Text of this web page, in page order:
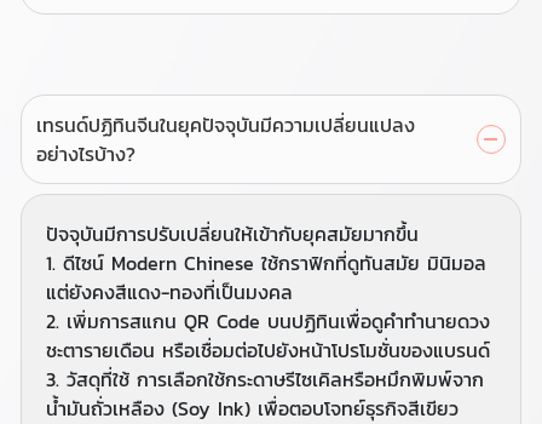
เทรนด์ปฏิทินจีนในยุคปัจจุบันมีความเปลี่ยนแปลง
อย่างไรบ้าง?
ปัจจุบันมีการปรับเปลี่ยนให้เข้ากับยุคสมัยมากขึ้น
1. ดีไซน์ Modern Chinese ใช้กราฟิกที่ดูทันสมัย มินิมอล
แต่ยังคงสีแดง-ทองที่เป็นมงคล
2. เพิ่มการสแกน QR Code บนปฏิทินเพื่อดูคำทำนายดวง
ชะตารายเดือน หรือเชื่อมต่อไปยังหน้าโปรโมชั่นของแบรนด์
3. วัสดุที่ใช้ การเลือกใช้กระดาษรีไซเคิลหรือหมึกพิมพ์จาก
น้ำมันถั่วเหลือง (Soy Ink) เพื่อตอบโจทย์ธุรกิจสีเขียว